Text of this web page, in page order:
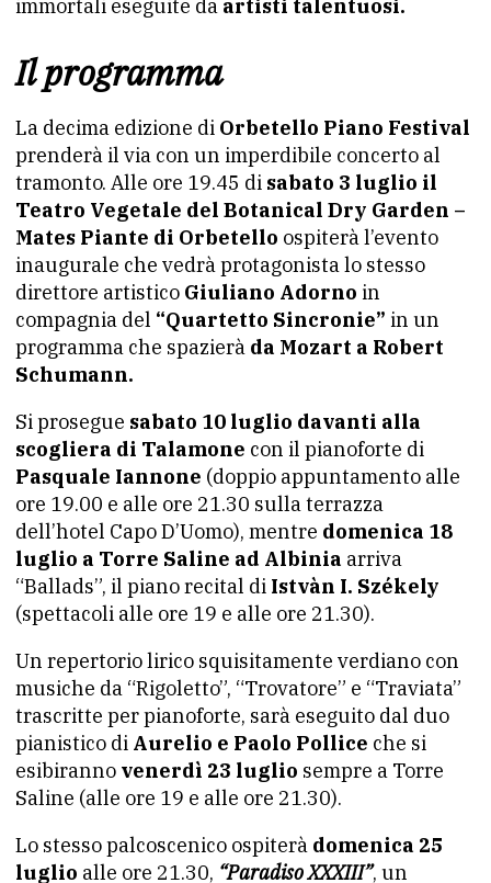
immortali eseguite da artisti talentuosi.
Il programma
La decima edizione di Orbetello Piano Festival
prenderà il via con un imperdibile concerto al
tramonto. Alle ore 19.45 di sabato 3 luglio il
Teatro Vegetale del Botanical Dry Garden –
Mates Piante di Orbetello ospiterà l’evento
inaugurale che vedrà protagonista lo stesso
direttore artistico Giuliano Adorno in
compagnia del “Quartetto Sincronie” in un
programma che spazierà da Mozart a Robert
Schumann.
Si prosegue sabato 10 luglio davanti alla
scogliera di Talamone con il pianoforte di
Pasquale Iannone (doppio appuntamento alle
ore 19.00 e alle ore 21.30 sulla terrazza
dell’hotel Capo D’Uomo), mentre domenica 18
luglio a Torre Saline ad Albinia arriva
“Ballads”, il piano recital di Istvàn I. Székely
(spettacoli alle ore 19 e alle ore 21.30).
Un repertorio lirico squisitamente verdiano con
musiche da “Rigoletto”, “Trovatore” e “Traviata”
trascritte per pianoforte, sarà eseguito dal duo
pianistico di Aurelio e Paolo Pollice che si
esibiranno venerdì 23 luglio sempre a Torre
Saline (alle ore 19 e alle ore 21.30).
Lo stesso palcoscenico ospiterà domenica 25
luglio alle ore 21.30, “Paradiso XXXIII”, un